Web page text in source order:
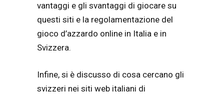
vantaggi e gli svantaggi di giocare su
questi siti e la regolamentazione del
gioco d’azzardo online in Italia e in
Svizzera.
Infine, si è discusso di cosa cercano gli
svizzeri nei siti web italiani di